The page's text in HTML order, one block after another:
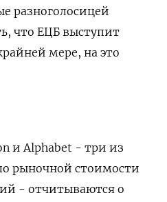
разноголосицей
что ЕЦБ выступит
мере, на это
и Alphabet - три из
рыночной стоимости
- отчитываются о